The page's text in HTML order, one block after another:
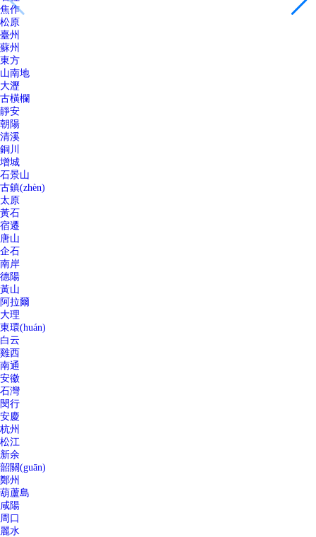
焦作
松原
臺州
蘇州
東方
山南地
大瀝
古橫欄
靜安
朝陽
清溪
銅川
增城
石景山
古鎮(zhèn)
太原
黃石
宿遷
唐山
企石
南岸
德陽
黃山
阿拉爾
大理
東環(huán)
白云
雞西
南通
安徽
石灣
閔行
安慶
杭州
松江
新余
韶關(guān)
鄭州
葫蘆島
咸陽
周口
麗水